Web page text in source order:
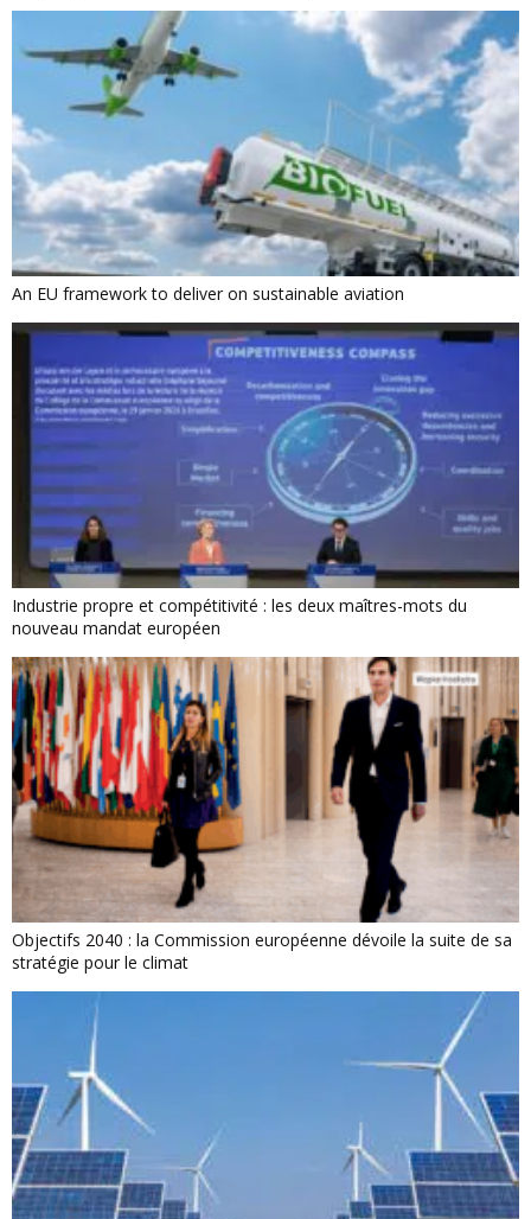
An EU framework to deliver on sustainable aviation
Industrie propre et compétitivité : les deux maîtres-mots du
nouveau mandat européen
Objectifs 2040 : la Commission européenne dévoile la suite de sa
stratégie pour le climat